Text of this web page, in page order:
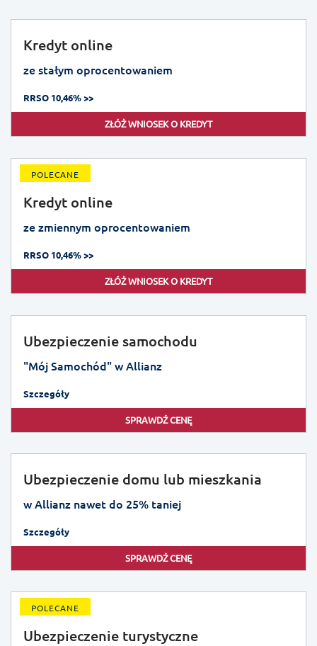
Kredyt online
ze stałym oprocentowaniem
RRSO 10,46% >>
ZŁÓŻ WNIOSEK O KREDYT
POLECANE
Kredyt online
ze zmiennym oprocentowaniem
RRSO 10,46% >>
ZŁÓŻ WNIOSEK O KREDYT
Ubezpieczenie samochodu
"Mój Samochód" w Allianz
Szczegóły
SPRAWDŹ CENĘ
Ubezpieczenie domu lub mieszkania
w Allianz nawet do 25% taniej
Szczegóły
SPRAWDŹ CENĘ
POLECANE
Ubezpieczenie turystyczne